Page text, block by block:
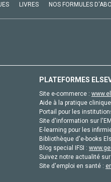
LIVRES NOS FORMULES
PLATEFORMES
Site e-commerce :
Aide à la pratique
Portail pour les
Site d'information sur
E-learning pour les
Bibliothèque d'e-books
Blog special IFSI :
Suivez notre actualité
Site d'emploi en santé :